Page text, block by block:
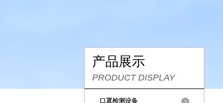
产品展示
PRODUCT DISPLAY
口罩检测设备